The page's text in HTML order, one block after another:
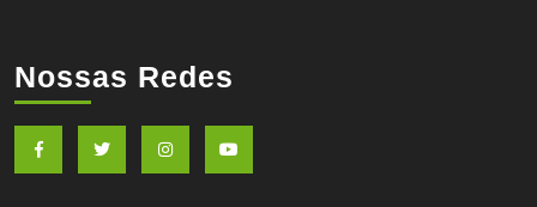
Nossas Redes